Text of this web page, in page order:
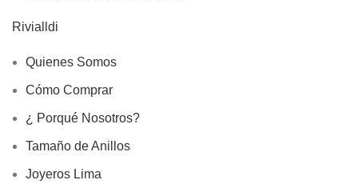
Rivialldi
Quienes Somos
Cómo Comprar
¿ Porqué Nosotros?
Tamaño de Anillos
Joyeros Lima